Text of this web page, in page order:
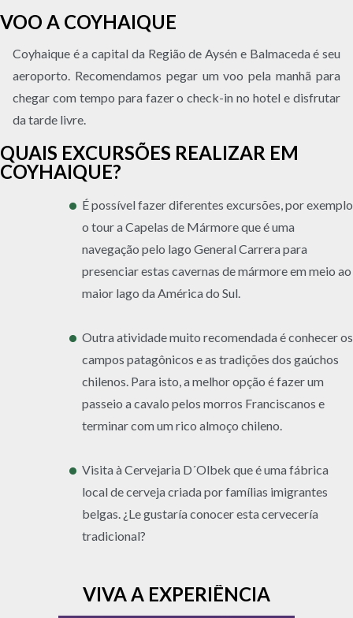
VOO A COYHAIQUE
Coyhaique é a capital da Região de Aysén e Balmaceda é seu
aeroporto. Recomendamos pegar um voo pela manhã para
chegar com tempo para fazer o check-in no hotel e disfrutar
da tarde livre.
QUAIS EXCURSÕES REALIZAR EM
COYHAIQUE?
É possível fazer diferentes excursões, por exemplo
o tour a Capelas de Mármore que é uma
navegação pelo lago General Carrera para
presenciar estas cavernas de mármore em meio ao
maior lago da América do Sul.
Outra atividade muito recomendada é conhecer os
campos patagônicos e as tradições dos gaúchos
chilenos. Para isto, a melhor opção é fazer um
passeio a cavalo pelos morros Franciscanos e
terminar com um rico almoço chileno.
Visita à Cervejaria D´Olbek que é uma fábrica
local de cerveja criada por famílias imigrantes
belgas. ¿Le gustaría conocer esta cervecería
tradicional?
VIVA A EXPERIÊNCIA